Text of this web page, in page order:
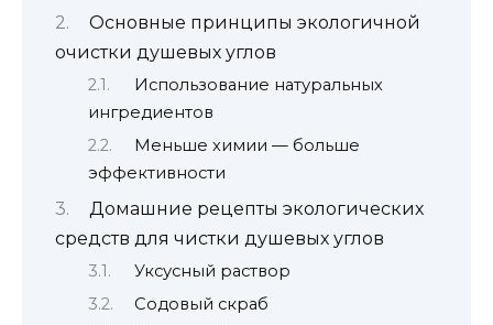
Основные принципы экологичной
очистки душевых углов
Использование натуральных
ингредиентов
Меньше химии — больше
эффективности
Домашние рецепты экологических
средств для чистки душевых углов
Уксусный раствор
Содовый скраб